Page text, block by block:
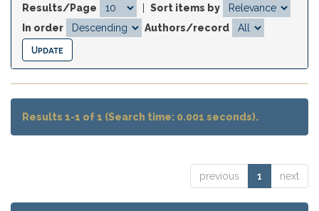
Results/Page
Sort items by
In order
Authors/record
Results 1-1 of 1 (Search time: 0.001 seconds).
previous 1 next